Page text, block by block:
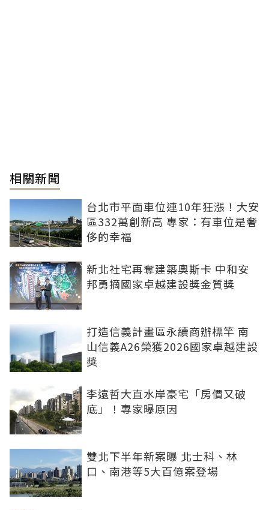
相關新聞
台北市平面車位連10年狂漲！大安
區332萬創新高 專家：有車位是奢
侈的幸福
新北社宅再奪建築奧斯卡 中和安
邦勇摘國家卓越建設獎金質獎
打造信義計畫區永續商辦標竿 南
山信義A26榮獲2026國家卓越建設
獎
李遠哲大直水岸豪宅「房價又破
底」！專家曝原因
雙北下半年新案曝 北士科、林
口、南港等5大百億案登場